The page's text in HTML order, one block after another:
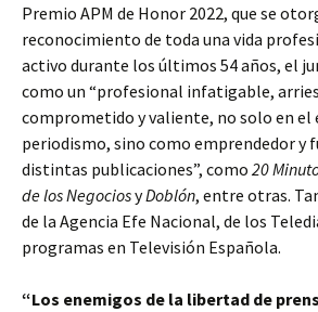
Premio APM de Honor 2022, que se
reconocimiento de toda una vida
activo durante los últimos 54 años, el
como un “profesional infatigable,
comprometido y valiente, no solo en el
periodismo, sino como emprendedor y
distintas publicaciones”, como 20
de los NegociosyDoblón, entre otras.
de la Agencia Efe Nacional, de los
programas en Televisión Española.
“Los enemigos de la libertad de